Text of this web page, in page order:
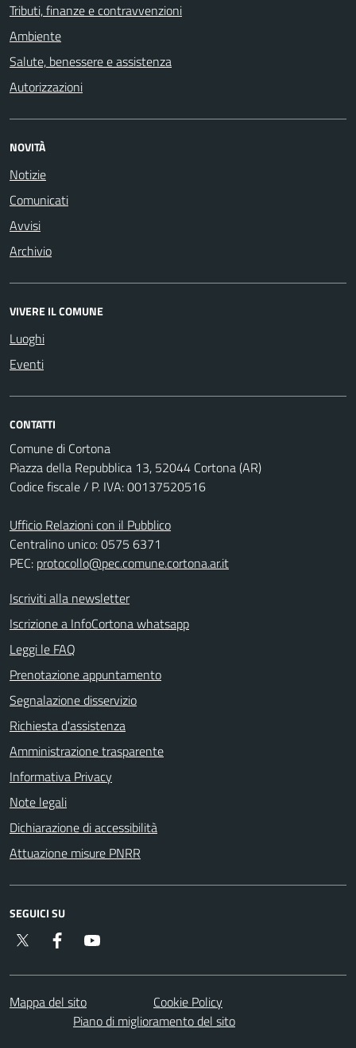
Tributi, finanze e contravvenzioni
Ambiente
Salute, benessere e assistenza
Autorizzazioni
NOVITÀ
Notizie
Comunicati
Avvisi
Archivio
VIVERE IL COMUNE
Luoghi
Eventi
CONTATTI
Comune di Cortona
Piazza della Repubblica 13, 52044 Cortona (AR)
Codice fiscale / P. IVA: 00137520516
Ufficio Relazioni con il Pubblico
Centralino unico: 0575 6371
PEC: protocollo@pec.comune.cortona.ar.it
Iscriviti alla newsletter
Iscrizione a InfoCortona whatsapp
Leggi le FAQ
Prenotazione appuntamento
Segnalazione disservizio
Richiesta d'assistenza
Amministrazione trasparente
Informativa Privacy
Note legali
Dichiarazione di accessibilità
Attuazione misure PNRR
SEGUICI SU
Twitter Facebook
Mappa del sito
Cookie Policy
Piano di miglioramento del sito